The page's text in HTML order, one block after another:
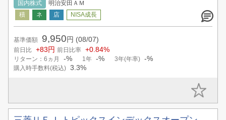
国内株式 明治安田ＡＭ
基準価額 9,950 円 (08/07)
前日比 +83円 前日比率 +0.84%
リターン：6ヵ月 -% 1年 -% 3年(年率) -%
購入時手数料(税込) 3.3%